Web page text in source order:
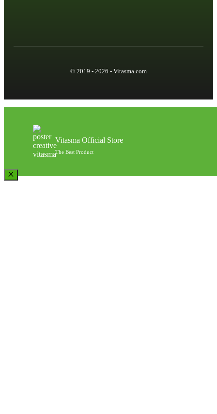
© 2019 - 2026 - Vitasma.com
Vitasma Official Store
The Best Product
Close